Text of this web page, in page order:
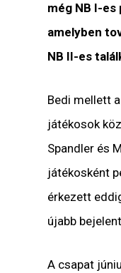
még NB I-
amelyben
NB II-es
Bedi mellett
játékosok
Spandler és
játékosként
érkezett
újabb
A csapat